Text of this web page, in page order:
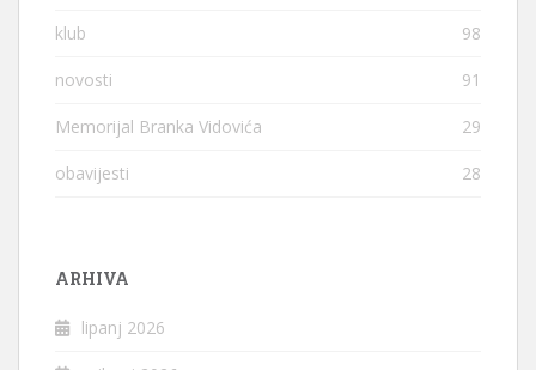
klub 98
novosti 91
Memorijal Branka Vidovića 29
obavijesti 28
ARHIVA
lipanj 2026